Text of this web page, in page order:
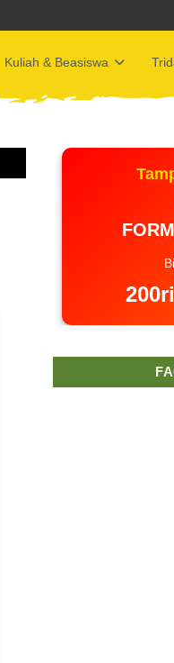
Kuliah & Beasiswa